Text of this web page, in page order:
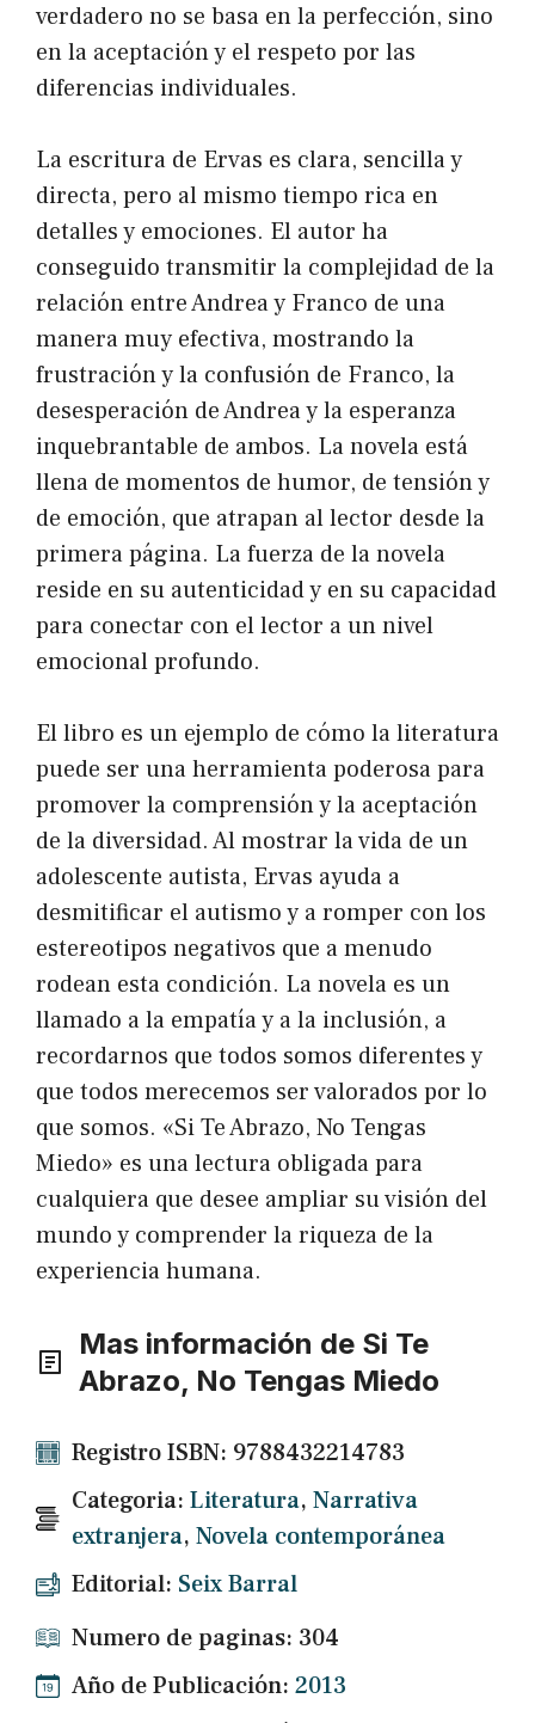
verdadero no se basa en la perfección, sino
en la aceptación y el respeto por las
diferencias individuales.
La escritura de Ervas es clara, sencilla y
directa, pero al mismo tiempo rica en
detalles y emociones. El autor ha
conseguido transmitir la complejidad de la
relación entre Andrea y Franco de una
manera muy efectiva, mostrando la
frustración y la confusión de Franco, la
desesperación de Andrea y la esperanza
inquebrantable de ambos. La novela está
llena de momentos de humor, de tensión y
de emoción, que atrapan al lector desde la
primera página. La fuerza de la novela
reside en su autenticidad y en su capacidad
para conectar con el lector a un nivel
emocional profundo.
El libro es un ejemplo de cómo la literatura
puede ser una herramienta poderosa para
promover la comprensión y la aceptación
de la diversidad. Al mostrar la vida de un
adolescente autista, Ervas ayuda a
desmitificar el autismo y a romper con los
estereotipos negativos que a menudo
rodean esta condición. La novela es un
llamado a la empatía y a la inclusión, a
recordarnos que todos somos diferentes y
que todos merecemos ser valorados por lo
que somos. «Si Te Abrazo, No Tengas
Miedo» es una lectura obligada para
cualquiera que desee ampliar su visión del
mundo y comprender la riqueza de la
experiencia humana.
Mas información de Si Te
Abrazo, No Tengas Miedo
Registro ISBN: 9788432214783
Categoria: Literatura, Narrativa
extranjera, Novela contemporánea
Editorial: Seix Barral
Numero de paginas: 304
Año de Publicación: 2013